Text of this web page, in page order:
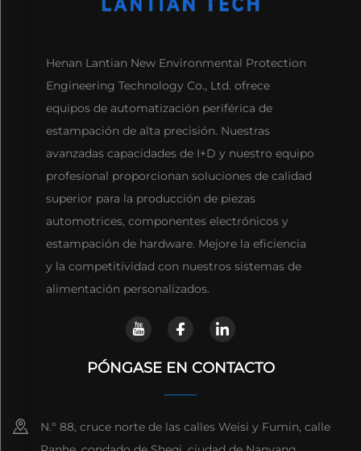
Henan Lantian New Environmental Protection
Engineering Technology Co., Ltd. ofrece
equipos de automatización periférica de
estampación de alta precisión. Nuestras
avanzadas capacidades de I+D y nuestro equipo
profesional proporcionan soluciones de calidad
superior para la producción de piezas
automotrices, componentes electrónicos y
estampación de hardware. Mejore la eficiencia
y la competitividad con nuestros sistemas de
alimentación personalizados.
PÓNGASE EN CONTACTO
N.º 88, cruce norte de las calles Weisi y Fumin, calle